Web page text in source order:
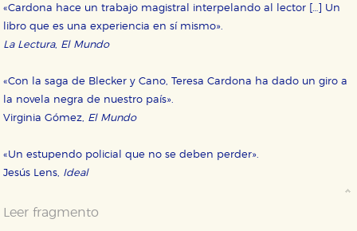
«Cardona hace un trabajo magistral interpelando al lector […] Un
libro que es una experiencia en sí mismo».
La Lectura, El Mundo
«Con la saga de Blecker y Cano, Teresa Cardona ha dado un giro a
la novela negra de nuestro país».
Virginia Gómez, El Mundo
«Un estupendo policial que no se deben perder».
Jesús Lens, Ideal
Leer fragmento